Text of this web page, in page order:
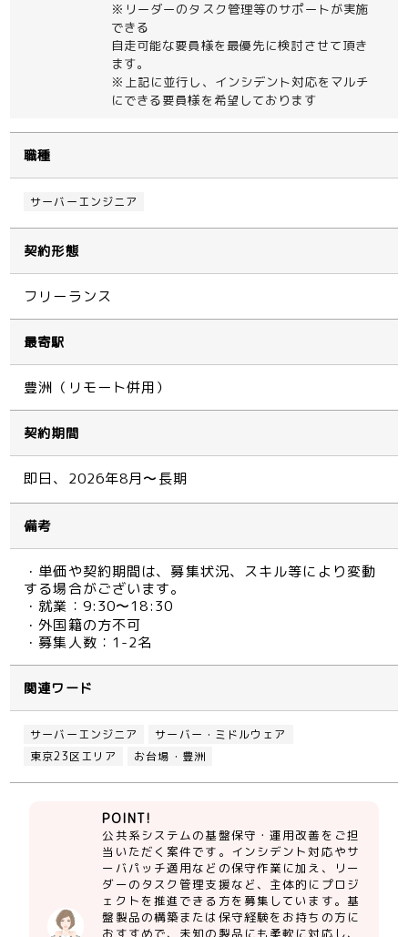
※リーダーのタスク管理等のサポートが実施
できる
自走可能な要員様を最優先に検討させて頂き
ます。
※上記に並行し、インシデント対応をマルチ
にできる要員様を希望しております
職種
サーバーエンジニア
契約形態
フリーランス
最寄駅
豊洲（リモート併用）
契約期間
即日、2026年8月〜長期
備考
・単価や契約期間は、募集状況、スキル等により変動
する場合がございます。
・就業：9:30〜18:30
・外国籍の方不可
・募集人数：1-2名
関連ワード
サーバーエンジニア
サーバー・ミドルウェア
東京23区エリア
お台場・豊洲
POINT!
公共系システムの基盤保守・運用改善をご担
当いただく案件です。インシデント対応やサ
ーバパッチ適用などの保守作業に加え、リー
ダーのタスク管理支援など、主体的にプロジ
ェクトを推進できる方を募集しています。基
盤製品の構築または保守経験をお持ちの方に
おすすめで、未知の製品にも柔軟に対応し、